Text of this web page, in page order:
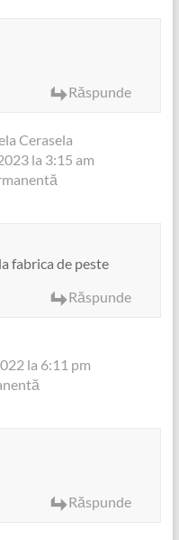
Răspunde
Cerasela
la 3:15 am
fabrica de peste
Răspunde
la 6:11 pm
Răspunde